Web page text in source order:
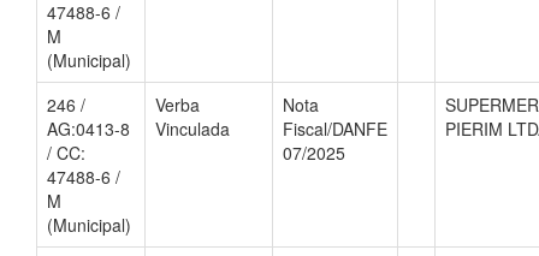
47488-6 /
M
(Municipal)
246 /
AG:0413-8
/ CC:
47488-6 /
M
(Municipal)
Verba
Vinculada
Nota
Fiscal/DANFE
07/2025
PIERIM